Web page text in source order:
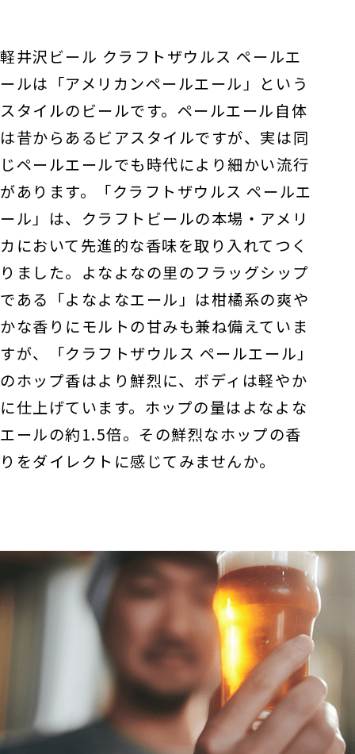
軽井沢ビール クラフトザウルス ペールエ
ールは「アメリカンペールエール」という
スタイルのビールです。ペールエール自体
は昔からあるビアスタイルですが、実は同
じペールエールでも時代により細かい流行
があります。「クラフトザウルス ペールエ
ール」は、クラフトビールの本場・アメリ
カにおいて先進的な香味を取り入れてつく
りました。よなよなの里のフラッグシップ
である「よなよなエール」は柑橘系の爽や
かな香りにモルトの甘みも兼ね備えていま
すが、「クラフトザウルス ペールエール」
のホップ香はより鮮烈に、ボディは軽やか
に仕上げています。ホップの量はよなよな
エールの約1.5倍。その鮮烈なホップの香
りをダイレクトに感じてみませんか。